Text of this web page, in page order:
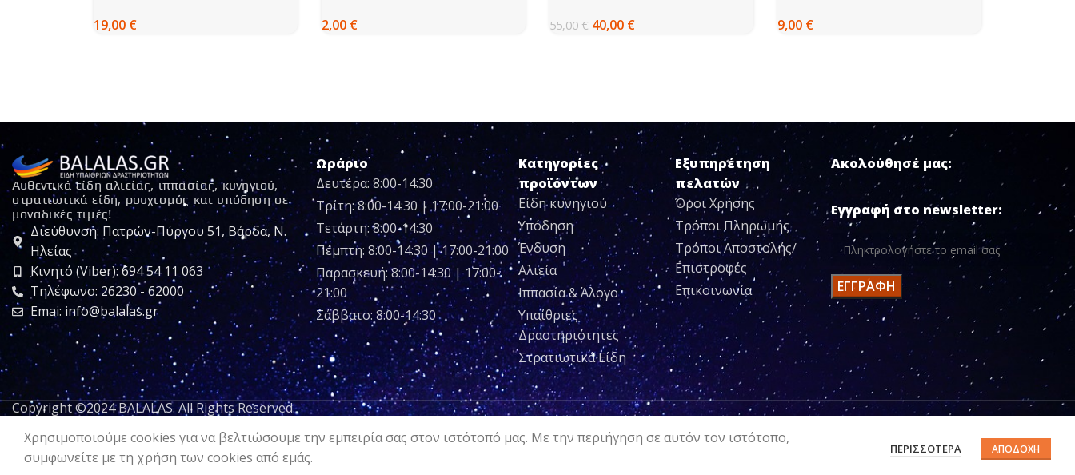
19,00 € 2,00 € 55,00€ 40,00 € 9,00 €
Αυθεντικά είδη αλιείας, ιππασίας, κυνηγιού,
στρατιωτικά είδη, ρουχισμός και υπόδηση σε
μοναδικές τιμές!
Διεύθυνση: Πατρών-Πύργου 51, Βάρδα, Ν.
Ηλείας
Κινητό (Viber): 694 54 11 063
Τηλέφωνο: 26230 - 62000
Emai: info@balalas.gr
Ωράριο
Δευτέρα: 8:00-14:30
Τρίτη: 8:00-14:30 | 17:00-21:00
Τετάρτη: 8:00-14:30
Πέμπτη: 8:00-14:30 | 17:00-21:00
Παρασκευή: 8:00-14:30 | 17:00-
21:00
Σάββατο: 8:00-14:30
Κατηγορίες
προϊόντων
Είδη κυνηγιού
Υπόδηση
Ένδυση
Αλιεία
Ιππασία & Άλογο
Υπαίθριες
Δραστηριότητες
Στρατιωτικά Είδη
Εξυπηρέτηση
πελατών
Όροι Χρήσης
Τρόποι Πληρωμής
Τρόποι Αποστολής/
Επιστροφές
Επικοινωνία
Ακολούθησέ μας:
Εγγραφή στο newsletter:
Copyright ©2024 BALALAS. All Rights Reserved.
Χρησιμοποιούμε cookies για να βελτιώσουμε την εμπειρία σας στον ιστότοπό μας. Με την περιήγηση σε αυτόν τον ιστότοπο,
συμφωνείτε με τη χρήση των cookies από εμάς.
ΠΕΡΙΣΣΌΤΕΡΑ ΑΠΟΔΟΧΉ